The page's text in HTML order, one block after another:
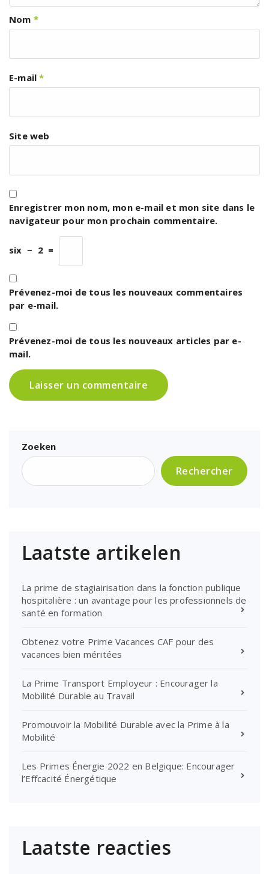
Nom *
E-mail*
Site web
Enregistrer mon nom, mon e-mail et mon site dans le
navigateur pour mon prochain commentaire.
six − 2 =
Prévenez-moi de tous les nouveaux commentaires
par e-mail.
Prévenez-moi de tous les nouveaux articles par e-
mail.
Zoeken
Rechercher
Laatste artikelen
La prime de stagiairisation dans la fonction publique
hospitalière : un avantage pour les professionnels de
santé en formation
Obtenez votre Prime Vacances CAF pour des
vacances bien méritées
La Prime Transport Employeur : Encourager la
Mobilité Durable au Travail
Promouvoir la Mobilité Durable avec la Prime à la
Mobilité
Les Primes Énergie 2022 en Belgique: Encourager
l’Effcacité Énergétique
Laatste reacties